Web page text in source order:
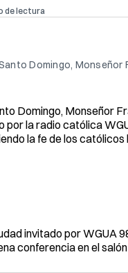
de lectura
Domingo,
Domingo, Monseñor
por la radio católica
la fe de los católicos
invitado por WGUA
conferencia en el